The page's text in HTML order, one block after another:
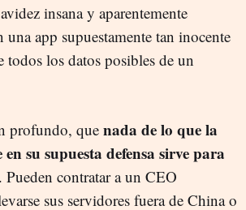
insana y aparentemente
app supuestamente tan inocente
todos los datos posibles de un
profundo, que nada de lo que la
su supuesta defensa sirve para
. Pueden contratar a un CEO
sus servidores fuera de China o